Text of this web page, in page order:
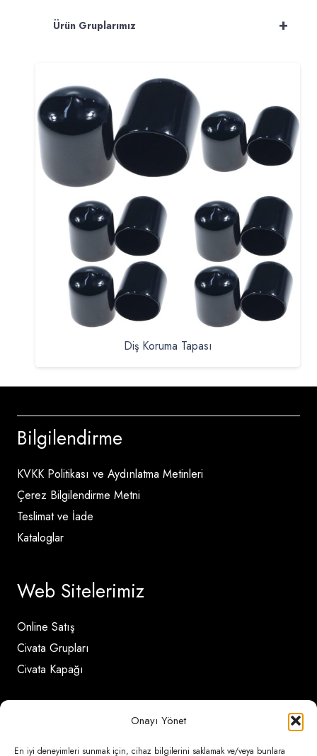
Onayı Yönet
En iyi deneyimleri sunmak için, cihaz bilgilerini saklamak ve/veya bunlara
+
Ürün Gruplarımız
Diş Koruma Tapası
Bilgilendirme
KVKK Politikası ve Aydınlatma Metinleri
Çerez Bilgilendirme Metni
Teslimat ve İade
Kataloglar
Web Sitelerimiz
Online Satış
Civata Grupları
Civata Kapağı
İletişim Detayları